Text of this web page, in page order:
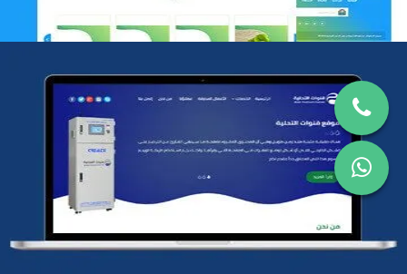
شركة قنوات التحليه
التفاصيل